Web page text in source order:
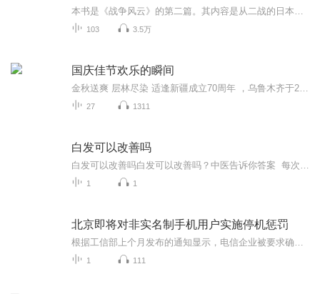
103 3.5万
国庆佳节欢乐的瞬间
27 1311
白发可以改善吗
1 1
北京即将对非实名制手机用户实施停机惩罚
1 111